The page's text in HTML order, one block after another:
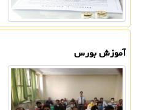
آموزش بورس